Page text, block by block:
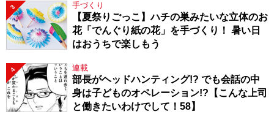
3 手づくり
【夏祭りごっこ】ハチの巣みたいな立体のお
花「でんぐり紙の花」を手づくり！ 暑い日
はおうちで楽しもう
4 連載
部長がヘッドハンティング!? でも会話の中
身は子どものオペレーション!?【こんな上司
と働きたいわけでして！58】